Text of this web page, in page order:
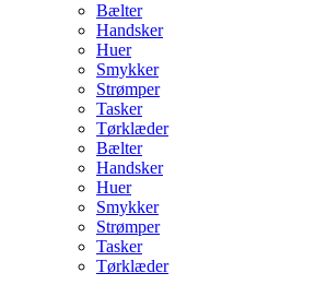
Bælter
Handsker
Huer
Smykker
Strømper
Tasker
Tørklæder
Bælter
Handsker
Huer
Smykker
Strømper
Tasker
Tørklæder